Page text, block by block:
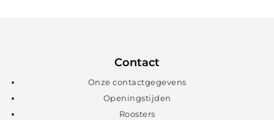
Contact
Onze contactgegevens
Openingstijden
Roosters